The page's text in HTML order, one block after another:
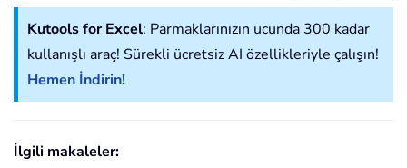
Kutools for Excel: Parmaklarınızın ucunda 300 kadar
kullanışlı araç! Sürekli ücretsiz AI özellikleriyle çalışın!
Hemen İndirin!
İlgili makaleler: